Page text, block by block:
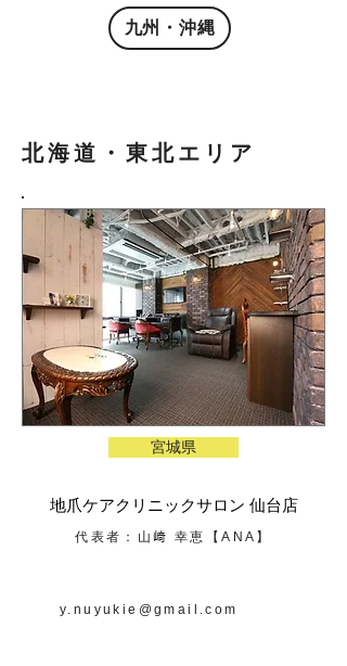
九州・沖縄
北海道・東北エリア
宮城県
地爪ケアクリニックサロン 仙台店
代表者：山﨑 幸恵【ANA】
y.nuyukie@gmail.com